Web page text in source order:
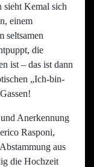
sieht Kemal sich
einem
seltsamen
die
ist – das ist dann
„Ich-bin-
Anerkennung
Rasponi,
aus
die Hochzeit